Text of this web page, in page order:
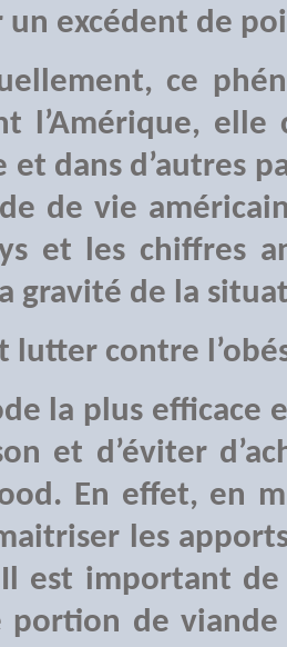
excédent de
ce
l’Amérique,
et dans d’autres
de vie
et les chiffres
gravité de la
lutter contre
la plus efficace
et d’éviter
En effet, en
les
est important
portion de